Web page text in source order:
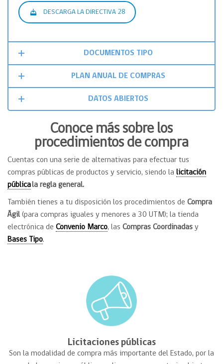
DESCARGA LA DIRECTIVA 28
DOCUMENTOS TIPO
PLAN ANUAL DE COMPRAS
DATOS ABIERTOS
Conoce más sobre los
procedimientos de compra
Cuentas con una serie de alternativas para efectuar tus
compras públicas de productos y servicio, siendo la licitación
públicala regla general.
También tienes a tu disposición los procedimientos de Compra
Ágil (para compras iguales y menores a 30 UTM); la tienda
electrónica de Convenio Marco, las Compras Coordinadas y
Bases Tipo.
Licitaciones públicas
Son la modalidad de compra más importante del Estado, por la